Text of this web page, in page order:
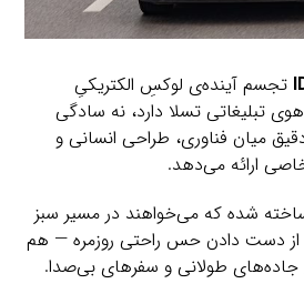
تجسم آینده‌ی لوکسِ الکتریکیِ
تبلیغاتی تسلا دارد، نه سادگی
میان فناوری، طراحی انسانی و
ارائه می‌دهد.
شده که می‌خواهند در مسیر سبز
از دست دادن حس راحتی روزمره — هم
جاده‌های طولانی و سفرهای بی‌صدا.